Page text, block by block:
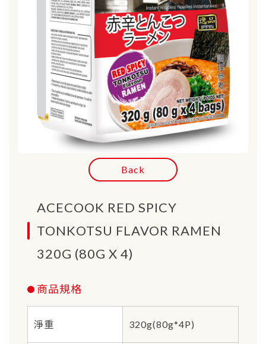
Back
ACECOOK RED SPICY
TONKOTSU FLAVOR RAMEN
320G (80G X 4)
商品規格
淨重 320g(80g*4P)